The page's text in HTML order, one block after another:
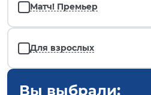
Матч! Премьер
Для взрослых
Вы выбрали: